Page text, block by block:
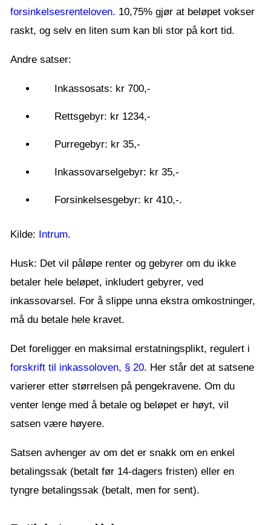
forsinkelsesrenteloven. 10,75% gjør at beløpet vokser
raskt, og selv en liten sum kan bli stor på kort tid.
Andre satser:
Inkassosats: kr 700,-
Rettsgebyr: kr 1234,-
Purregebyr: kr 35,-
Inkassovarselgebyr: kr 35,-
Forsinkelsesgebyr: kr 410,-.
Kilde: Intrum.
Husk: Det vil påløpe renter og gebyrer om du ikke
betaler hele beløpet, inkludert gebyrer, ved
inkassovarsel. For å slippe unna ekstra omkostninger,
må du betale hele kravet.
Det foreligger en maksimal erstatningsplikt, regulert i
forskrift til inkassoloven, § 20. Her står det at satsene
varierer etter størrelsen på pengekravene. Om du
venter lenge med å betale og beløpet er høyt, vil
satsen være høyere.
Satsen avhenger av om det er snakk om en enkel
betalingssak (betalt før 14-dagers fristen) eller en
tyngre betalingssak (betalt, men for sent).